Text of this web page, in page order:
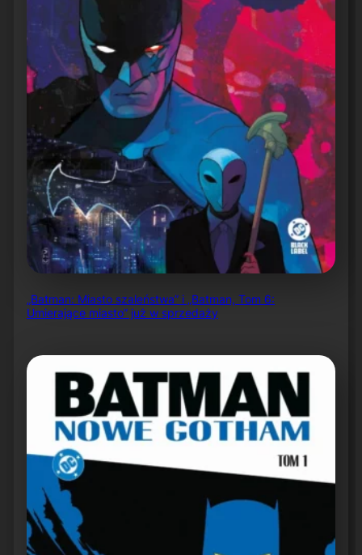
„Batman: Miasto szaleństwa” i „Batman, Tom 6:
Umierające miasto” już w sprzedaży